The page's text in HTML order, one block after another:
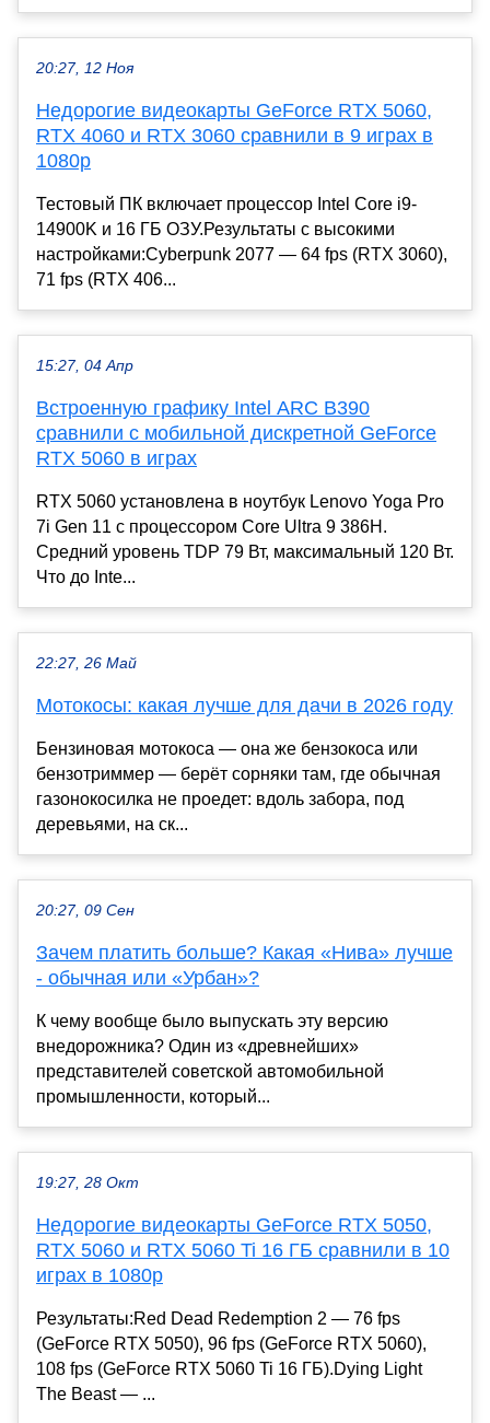
20:27, 12 Ноя
Недорогие видеокарты GeForce RTX 5060,
RTX 4060 и RTX 3060 сравнили в 9 играх в
1080p
Тестовый ПК включает процессор Intel Core i9-
14900K и 16 ГБ ОЗУ.Результаты с высокими
настройками:Cyberpunk 2077 — 64 fps (RTX 3060),
71 fps (RTX 406...
15:27, 04 Апр
Встроенную графику Intel ARC B390
сравнили с мобильной дискретной GeForce
RTX 5060 в играх
RTX 5060 установлена в ноутбук Lenovo Yoga Pro
7i Gen 11 с процессором Core Ultra 9 386H.
Средний уровень TDP 79 Вт, максимальный 120 Вт.
Что до Inte...
22:27, 26 Май
Мотокосы: какая лучше для дачи в 2026 году
Бензиновая мотокоса — она же бензокоса или
бензотриммер — берёт сорняки там, где обычная
газонокосилка не проедет: вдоль забора, под
деревьями, на ск...
20:27, 09 Сен
Зачем платить больше? Какая «Нива» лучше
- обычная или «Урбан»?
К чему вообще было выпускать эту версию
внедорожника? Один из «древнейших»
представителей советской автомобильной
промышленности, который...
19:27, 28 Окт
Недорогие видеокарты GeForce RTX 5050,
RTX 5060 и RTX 5060 Ti 16 ГБ сравнили в 10
играх в 1080p
Результаты:Red Dead Redemption 2 — 76 fps
(GeForce RTX 5050), 96 fps (GeForce RTX 5060),
108 fps (GeForce RTX 5060 Ti 16 ГБ).Dying Light
The Beast — ...